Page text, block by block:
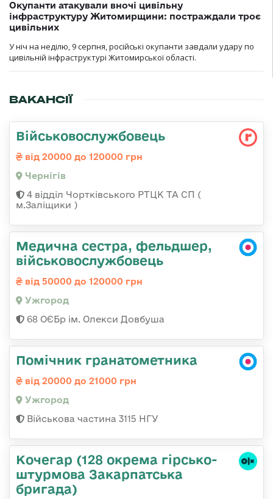
Окупанти атакували вночі цивільну
інфраструктуру Житомирщини: постраждали троє
цивільних
У ніч на неділю, 9 серпня, російські окупанти завдали удару по
цивільній інфраструктурі Житомирської області.
ВАКАНСІЇ
Військовослужбовець
від 20000 до 120000 грн
Чернігів
4 відділ Чортківського РТЦК ТА СП (
м.Заліщики )
Медична сестра, фельдшер,
військовослужбовець
від 50000 до 120000 грн
Ужгород
68 ОЄБр ім. Олекси Довбуша
Помічник гранатометника
від 20000 до 21000 грн
Ужгород
Військова частина 3115 НГУ
Кочегар (128 окрема гірсько-
штурмова Закарпатська
бригада)